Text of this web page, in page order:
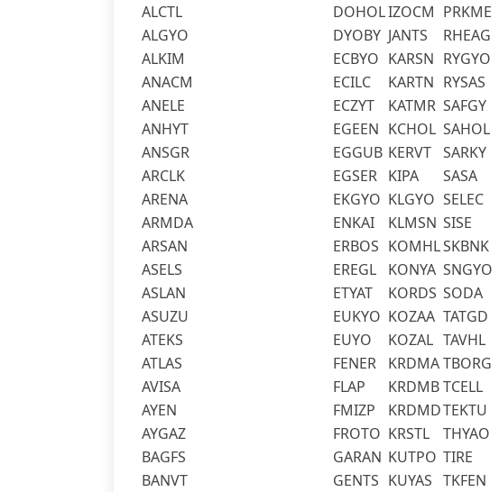
ALCTL
DOHOLIZOCM PRKME
ALGYO
DYOBY JANTS RHEAG
ALKIM
ECBYO KARSN RYGYO
ANACM
ECILC KARTN RYSAS
ANELE
ECZYT KATMR SAFGY
ANHYT
EGEEN KCHOL SAHOL
ANSGR
EGGUB KERVT SARKY
ARCLK
EGSER KIPA
SASA
ARENA
EKGYO KLGYO SELEC
ARMDA
ENKAI KLMSN SISE
ARSAN
ERBOS KOMHLSKBNK
ASELS
EREGL KONYA SNGYO
ASLAN
ETYAT KORDS SODA
ASUZU
EUKYO KOZAA TATGD
ATEKS
EUYO KOZAL TAVHL
ATLAS
FENER KRDMATBORG
AVISA
FLAP KRDMBTCELL
AYEN
FMIZP KRDMDTEKTU
AYGAZ
FROTO KRSTL
THYAO
BAGFS
GARAN KUTPO TIRE
BANVT
GENTS KUYAS TKFEN